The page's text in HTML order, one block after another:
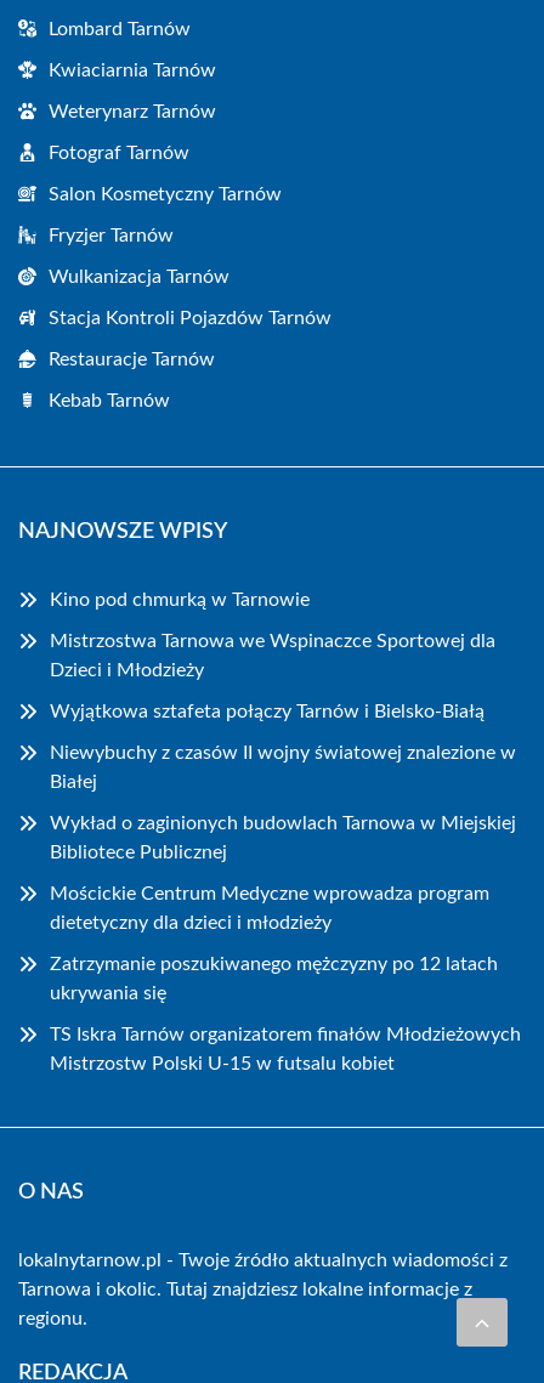
Lombard Tarnów
Kwiaciarnia Tarnów
Weterynarz Tarnów
Fotograf Tarnów
Salon Kosmetyczny Tarnów
Fryzjer Tarnów
Wulkanizacja Tarnów
Stacja Kontroli Pojazdów Tarnów
Restauracje Tarnów
Kebab Tarnów
NAJNOWSZE WPISY
Kino pod chmurką w Tarnowie
Mistrzostwa Tarnowa we Wspinaczce Sportowej dla
Dzieci i Młodzieży
Wyjątkowa sztafeta połączy Tarnów i Bielsko-Białą
Niewybuchy z czasów II wojny światowej znalezione w
Białej
Wykład o zaginionych budowlach Tarnowa w Miejskiej
Bibliotece Publicznej
Mościckie Centrum Medyczne wprowadza program
dietetyczny dla dzieci i młodzieży
Zatrzymanie poszukiwanego mężczyzny po 12 latach
ukrywania się
TS Iskra Tarnów organizatorem finałów Młodzieżowych
Mistrzostw Polski U-15 w futsalu kobiet
O NAS
lokalnytarnow.pl - Twoje źródło aktualnych wiadomości z
Tarnowa i okolic. Tutaj znajdziesz lokalne informacje z
regionu.
REDAKCJA